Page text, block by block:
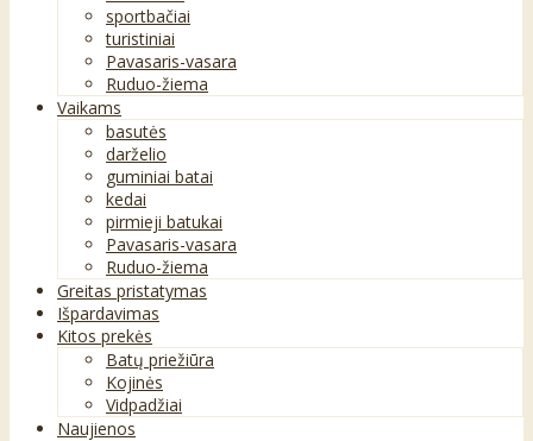
sportbačiai
turistiniai
Pavasaris-vasara
Ruduo-žiema
Vaikams
basutės
darželio
guminiai batai
kedai
pirmieji batukai
Pavasaris-vasara
Ruduo-žiema
Greitas pristatymas
Išpardavimas
Kitos prekės
Batų priežiūra
Kojinės
Vidpadžiai
Naujienos